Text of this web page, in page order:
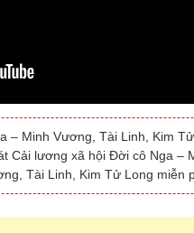
– Minh Vương, Tài Linh, Kim
Cải lương xã hội Đời cô Nga –
Tài Linh, Kim Tử Long miễn